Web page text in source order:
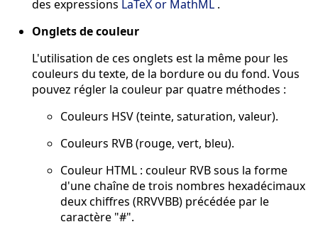
des expressions LaTeX or MathML .
Onglets de couleur
L'utilisation de ces onglets est la même pour les
couleurs du texte, de la bordure ou du fond. Vous
pouvez régler la couleur par quatre méthodes :
Couleurs HSV (teinte, saturation, valeur).
Couleurs RVB (rouge, vert, bleu).
Couleur HTML : couleur RVB sous la forme
d'une chaîne de trois nombres hexadécimaux
deux chiffres (RRVVBB) précédée par le
caractère "#".